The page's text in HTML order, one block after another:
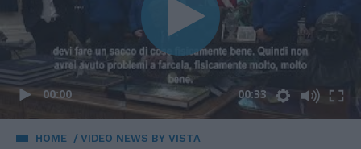
00:00 00:33
HOME VIDEO NEWS BY VISTA